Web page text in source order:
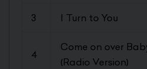
3 I Turn to You
4
Come on over
(Radio Version)